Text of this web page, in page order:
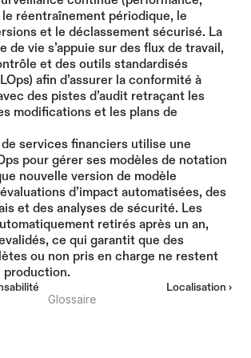
réentraînement périodique, le
et le déclassement sécurisé. La
de vie s’appuie sur des flux de travail,
et des outils standardisés
afin d’assurer la conformité à
des pistes d’audit retraçant les
modifications et les plans de
services financiers utilise une
pour gérer ses modèles de notation
nouvelle version de modèle
d’impact automatisées, des
et des analyses de sécurité. Les
retirés après un an,
ce qui garantit que des
ou non pris en charge ne restent
production.
Localisation ›
Glossaire